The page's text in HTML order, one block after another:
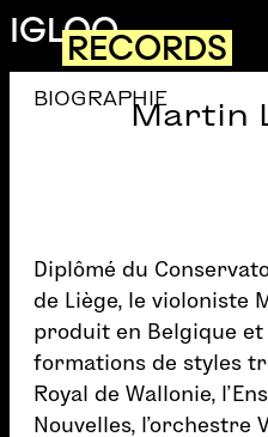
Aller au contenu principal
IGLOORECORDS
Martin
BIOGRAPHIE
Diplômé du
de Liège, le violoniste
produit en Belgique et
formations de styles
Royal de Wallonie,
Nouvelles, l’orchestre